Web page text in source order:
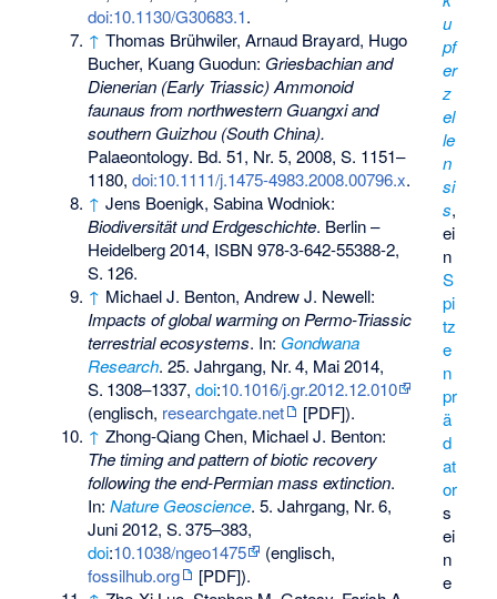
u
pf
er
z
el
le
n
si
s,
ei
n
S
pi
tz
e
n
pr
ä
d
at
or
s
ei
n
e
doi:10.1130/G30683.1.
↑ Thomas Brühwiler, Arnaud Brayard, Hugo
Bucher, Kuang Guodun: Griesbachian and
Dienerian (Early Triassic) Ammonoid
faunaus from northwestern Guangxi and
southern Guizhou (South China).
Palaeontology. Bd. 51, Nr. 5, 2008, S. 1151–
1180,doi:10.1111/j.1475-4983.2008.00796.x.
↑ Jens Boenigk, Sabina Wodniok:
Biodiversität und Erdgeschichte. Berlin –
Heidelberg 2014, ISBN 978-3-642-55388-2,
S. 126.
↑ Michael J. Benton, Andrew J. Newell:
Impacts of global warming on Permo-Triassic
terrestrial ecosystems. In: Gondwana
Research. 25. Jahrgang, Nr.4, Mai 2014,
S. 1308–1337,doi:10.1016/j.gr.2012.12.010
(englisch, researchgate.net
[PDF]).
↑ Zhong-Qiang Chen, Michael J. Benton:
The timing and pattern of biotic recovery
following the end-Permian mass extinction.
In:Nature Geoscience. 5. Jahrgang, Nr.6,
Juni 2012,S.375–383,
doi:10.1038/ngeo1475
(englisch,
fossilhub.org
[PDF]).